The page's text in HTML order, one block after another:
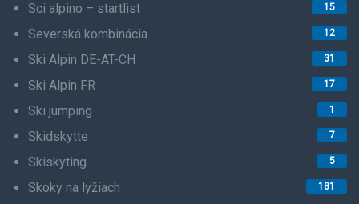
Sci alpino – startlist 15
Severská kombinácia 12
Ski Alpin DE-AT-CH 31
Ski Alpin FR 17
Ski jumping 1
Skidskytte 7
Skiskyting 5
Skoky na lyžiach 181